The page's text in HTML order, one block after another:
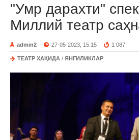
"Умр дарахти"
Миллий театр
admin2 27-05-2023, 15:15 1 087
ТЕАТР ҲАҚИДА / ЯНГИЛИКЛАР